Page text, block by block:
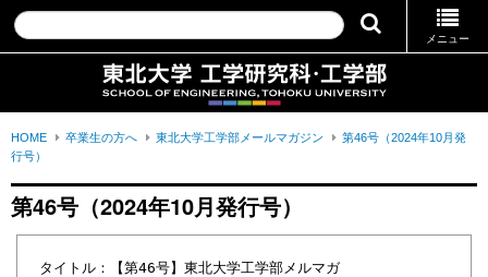
メニュー
HOME 卒業生の方へ 東北大学工学部メールマガジン
第46号（2024年10月発
行号）
第46号（2024年10月発行号）
タイトル：【第46号】東北大学工学部メルマガ